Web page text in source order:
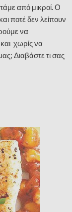
από μικροί. Ο
ποτέ δεν λείπουν
να
χωρίς να
Διαβάστε τι σας